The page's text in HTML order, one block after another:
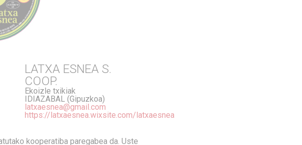
LATXA ESNEA S.
COOP.
Ekoizle txikiak
IDIAZABAL (Gipuzkoa)
latxaesnea@gmail.com
https://latxaesnea.wixsite.com/latxaesnea
kooperatiba paregabea da. Uste